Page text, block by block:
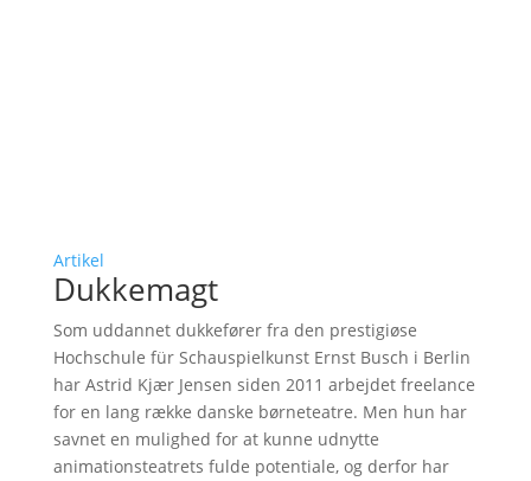
Artikel
Dukkemagt
Som uddannet dukkefører fra den prestigiøse
Hochschule für Schauspielkunst Ernst Busch i Berlin
har Astrid Kjær Jensen siden 2011 arbejdet freelance
for en lang række danske børneteatre. Men hun har
savnet en mulighed for at kunne udnytte
animationsteatrets fulde potentiale, og derfor har